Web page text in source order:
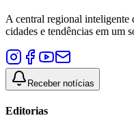
A central regional
cidades e tendências em um
Receber notícias
Editorias